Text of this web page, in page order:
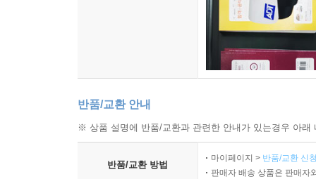
반품/교환 안내
※ 상품 설명에 반품/교환과 관련한 안내가 있는경우 아
반품/교환 방법
마이페이지 > 반품/교환 신
판매자 배송 상품은 판매자